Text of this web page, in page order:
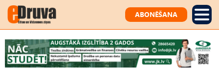
ABONĒŠANA